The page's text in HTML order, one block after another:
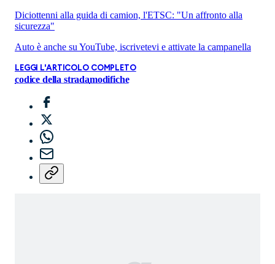
Diciottenni alla guida di camion, l'ETSC: "Un affronto alla
sicurezza"
Auto è anche su YouTube, iscrivetevi e attivate la campanella
LEGGI L'ARTICOLO COMPLETO
codice della stradamodifiche